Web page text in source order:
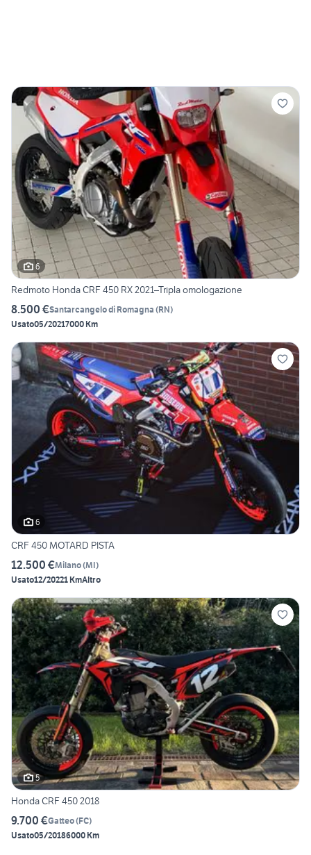
6
Redmoto Honda CRF 450 RX 2021–Tripla omologazione
8.500 €Santarcangelo di Romagna (RN)
Usato05/20217000 Km
6
CRF 450 MOTARD PISTA
12.500 €Milano(MI)
Usato12/20221 KmAltro
5
Honda CRF 450 2018
9.700 €Gatteo(FC)
Usato05/20186000 Km